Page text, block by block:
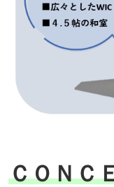
ＣＯＮＣ